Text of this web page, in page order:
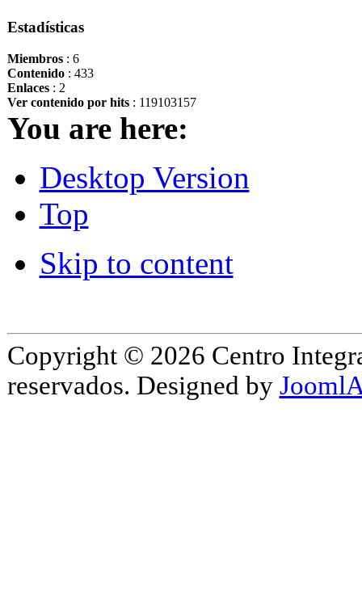
Estadísticas
Miembros: 6
Contenido: 433
Enlaces: 2
Ver contenido por hits: 119103157
You are here:
Desktop Version
Top
Skip to content
Copyright © 2026 Centro
reservados. Designed by